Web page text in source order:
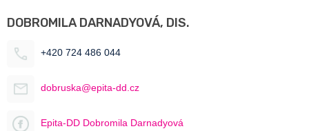
DOBROMILA DARNADYOVÁ, DIS.
+420 724 486 044
dobruska@epita-dd.cz
Epita-DD Dobromila Darnadyová